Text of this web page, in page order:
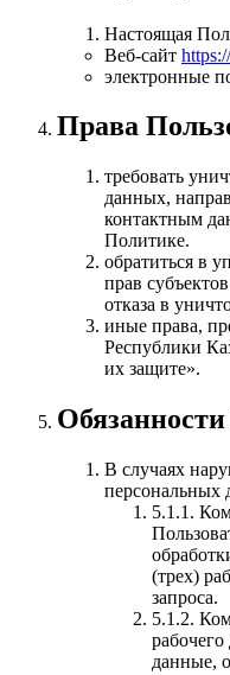
Настоящая
Веб‑сайт
электронные
Права
требовать
данных,
контактным
Политике.
обратиться в
прав
отказа в
иные права,
Республики
их защите».
В случаях
персональных
5.1.1.
(трех)
запроса.
5.1.2.
данные,